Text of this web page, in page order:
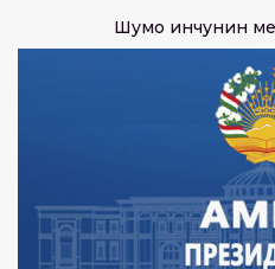
Шумо инчунин